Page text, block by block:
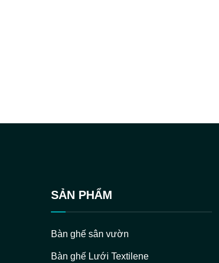
SẢN PHẨM
Bàn ghế sân vườn
Bàn ghế Lưới Textilene